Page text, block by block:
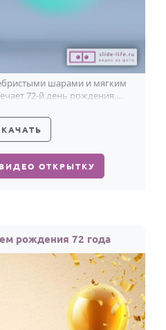
шарами и мягким
72-й день рождения,
ОТКРЫТКУ
рождения 72 года